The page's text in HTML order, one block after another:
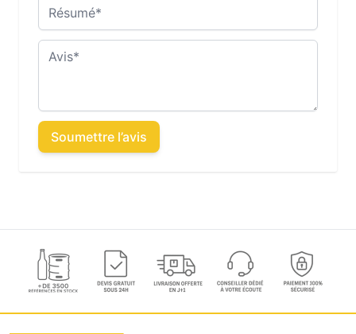
Résumé
Avis
Soumettre l’avis